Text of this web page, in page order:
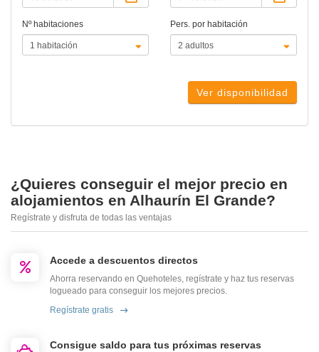
Nº habitaciones Pers. por habitación
Ver disponibilidad
¿Quieres conseguir el mejor precio en
alojamientos en Alhaurín El Grande?
Regístrate y disfruta de todas las ventajas
Accede a descuentos directos
Ahorra reservando en Quehoteles, regístrate y haz tus reservas
logueado para conseguir los mejores precios.
Regístrate gratis
Consigue saldo para tus próximas reservas